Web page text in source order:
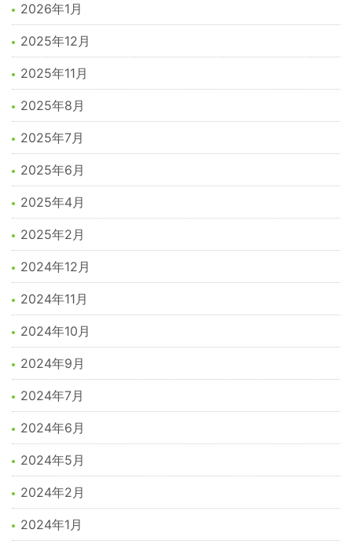
2026年1月
2025年12月
2025年11月
2025年8月
2025年7月
2025年6月
2025年4月
2025年2月
2024年12月
2024年11月
2024年10月
2024年9月
2024年7月
2024年6月
2024年5月
2024年2月
2024年1月